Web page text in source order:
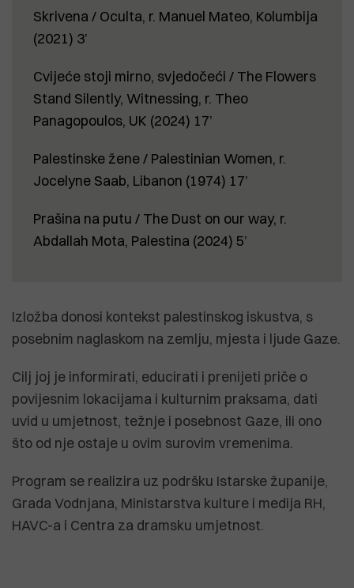
Skrivena / Oculta, r. Manuel Mateo, Kolumbija
(2021) 3’
Cvijeće stoji mirno, svjedočeći / The Flowers
Stand Silently, Witnessing, r. Theo
Panagopoulos, UK (2024) 17’
Palestinske žene / Palestinian Women, r.
Jocelyne Saab, Libanon (1974) 17’
Prašina na putu / The Dust on our way, r.
Abdallah Mota, Palestina (2024) 5’
Izložba donosi kontekst palestinskog iskustva, s
posebnim naglaskom na zemlju, mjesta i ljude Gaze.
Cilj joj je informirati, educirati i prenijeti priče o
povijesnim lokacijama i kulturnim praksama, dati
uvid u umjetnost, težnje i posebnost Gaze, ili ono
što od nje ostaje u ovim surovim vremenima.
Program se realizira uz podršku Istarske županije,
Grada Vodnjana, Ministarstva kulture i medija RH,
HAVC-a i Centra za dramsku umjetnost.